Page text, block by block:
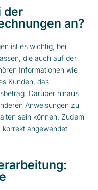
der
an?
ist es wichtig, bei
die auch auf der
Informationen wie
Kunden, das
Darüber hinaus
Anweisungen zu
sein können. Zudem
korrekt angewendet